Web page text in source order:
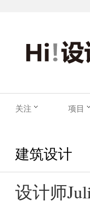
关注 项目
建筑设计
设计师